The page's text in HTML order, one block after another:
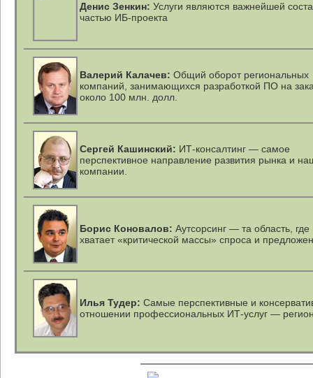
Денис Зенкин: Услуги являются важнейшей
частью ИБ-проекта
Валерий Калачев: Общий оборот региональных
компаний, занимающихся разработкой ПО на
около 100 млн. долл.
Сергей Кашинский: ИТ-консалтинг — самое
перспективное направление развития рынка и
компании.
Борис Коновалов: Аутсорсинг — та область, где
хватает «критической массы» спроса и
Илья Тудер: Самые перспективные и
отношении профессиональных ИТ-услуг —